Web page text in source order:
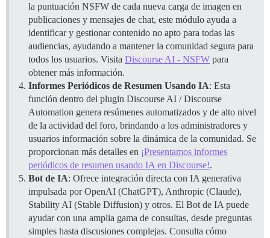
la puntuación NSFW de cada nueva carga de imagen en
publicaciones y mensajes de chat, este módulo ayuda a
identificar y gestionar contenido no apto para todas las
audiencias, ayudando a mantener la comunidad segura para
todos los usuarios. Visita Discourse AI - NSFW para
obtener más información.
Informes Periódicos de Resumen Usando IA: Esta
función dentro del plugin Discourse AI / Discourse
Automation genera resúmenes automatizados y de alto nivel
de la actividad del foro, brindando a los administradores y
usuarios información sobre la dinámica de la comunidad. Se
proporcionan más detalles en ¡Presentamos informes
periódicos de resumen usando IA en Discourse!.
Bot de IA: Ofrece integración directa con IA generativa
impulsada por OpenAI (ChatGPT), Anthropic (Claude),
Stability AI (Stable Diffusion) y otros. El Bot de IA puede
ayudar con una amplia gama de consultas, desde preguntas
simples hasta discusiones complejas. Consulta cómo